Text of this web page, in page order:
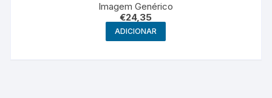
Imagem Genérico
€24,35
ADICIONAR